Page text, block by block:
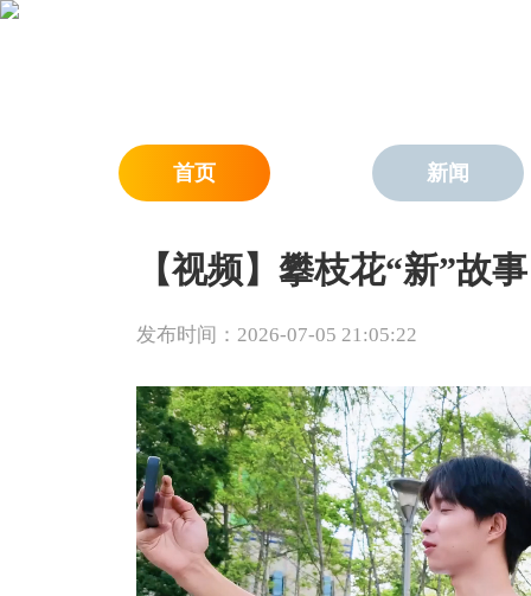
首页 新闻
【视频】攀枝花“新”故
发布时间：2026-07-05 21:05:22